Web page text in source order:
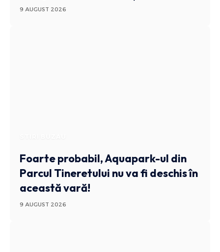
9 AUGUST 2026
Foarte probabil, Aquapark-ul din
Parcul Tineretului nu va fi deschis în
această vară!
9 AUGUST 2026